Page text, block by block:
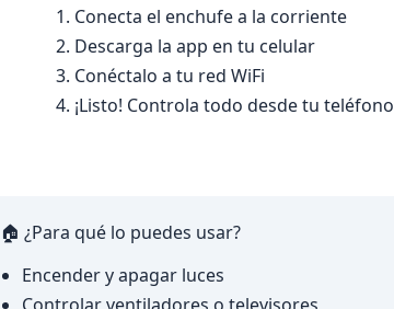
Conecta el enchufe a la corriente
Descarga la app en tu celular
Conéctalo a tu red WiFi
¡Listo! Controla todo desde tu teléfono
🏠 ¿Para qué lo puedes usar?
Encender y apagar luces